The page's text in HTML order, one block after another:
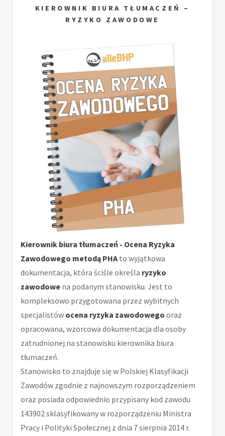
KIEROWNIK BIURA TŁUMACZEŃ –
RYZYKO ZAWODOWE
Kierownik biura tłumaczeń - Ocena Ryzyka
Zawodowego metodą PHA to wyjątkowa
dokumentacja, która ściśle określa ryzyko
zawodowe na podanym stanowisku. Jest to
kompleksowo przygotowana przez wybitnych
specjalistów ocena ryzyka zawodowego oraz
opracowana, wzorcowa dokumentacja dla osoby
zatrudnionej na stanowisku kierownika biura
tłumaczeń.
Stanowisko to znajduje się w Polskiej Klasyfikacji
Zawodów zgodnie z najnowszym rozporządzeniem
oraz posiada odpowiednio przypisany kod zawodu
143902 sklasyfikowany w rozporządzeniu Ministra
Pracy i Polityki Społecznej z dnia 7 sierpnia 2014 r.